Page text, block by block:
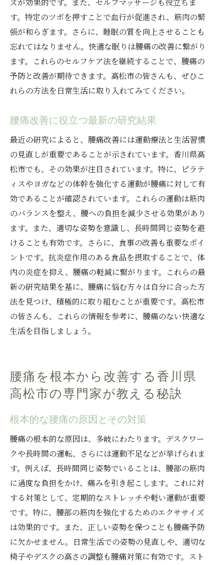
ズが効果的です。また、セルフマッサージも役立ちま
す。特定のツボを押すことで血行が促進され、筋肉の緊
張が和らぎます。さらに、睡眠の質を向上させることも
忘れてはなりません。快適な眠りは腰痛の改善に繋がり
ます。これらのセルフケア法を継続することで、腰痛の
予防と改善が期待できます。高松市の皆さんも、ぜひこ
れらの方法を日常生活に取り入れてみてください。
腰痛改善に役立つ最新の研究結果
最近の研究によると、腰痛改善には運動療法と生活習慣
の見直しが重要であることが示されています。香川県高
松市でも、その効果が注目されています。特に、ピラテ
ィスやヨガなどの体幹を強化する運動が腰痛に対して有
効であることが確認されています。これらの運動は筋肉
のバランスを整え、腰への負担を減少させる効果があり
ます。また、適切な姿勢を意識し、長時間同じ姿勢を避
けることも有効です。さらに、食事の改善も重要なポイ
ントです。抗炎症作用のある食品を摂取することで、体
内の炎症を抑え、腰痛の軽減に繋がります。これらの最
新の研究結果を基に、腰痛に悩む方々は自分に合った方
法を見つけ、積極的に取り組むことが重要です。高松市
の皆さんも、これらの情報を参考に、腰痛のない快適な
生活を目指しましょう。
腰痛を根本から改善する香川県
高松市の専門家が教える秘訣
根本的な腰痛の原因とその対策
腰痛の根本的な原因は、多岐にわたります。デスクワー
クや長時間の運転、さらには運動不足などが挙げられま
す。例えば、長時間同じ姿勢でいることは、腰部の筋肉
に過度な負担をかけ、痛みを引き起こします。これに対
する対策として、定期的なストレッチや軽い運動が重要
です。特に、腰部の筋肉を強化するためのエクササイズ
は効果的です。また、正しい姿勢を保つことも腰痛予防
に欠かせません。日常生活での姿勢の見直しや、適切な
椅子やデスクの高さの調整も腰痛対策に有効です。スト